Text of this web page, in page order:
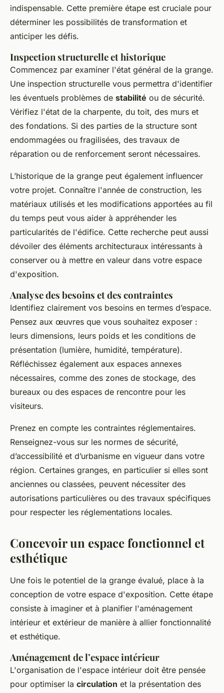
indispensable. Cette première étape est cruciale pour
déterminer les possibilités de transformation et
anticiper les défis.
Inspection structurelle et historique
Commencez par examiner l'état général de la grange.
Une inspection structurelle vous permettra d'identifier
les éventuels problèmes de stabilité ou de sécurité.
Vérifiez l'état de la charpente, du toit, des murs et
des fondations. Si des parties de la structure sont
endommagées ou fragilisées, des travaux de
réparation ou de renforcement seront nécessaires.
L’historique de la grange peut également influencer
votre projet. Connaître l'année de construction, les
matériaux utilisés et les modifications apportées au fil
du temps peut vous aider à appréhender les
particularités de l'édifice. Cette recherche peut aussi
dévoiler des éléments architecturaux intéressants à
conserver ou à mettre en valeur dans votre espace
d'exposition.
Analyse des besoins et des contraintes
Identifiez clairement vos besoins en termes d’espace.
Pensez aux œuvres que vous souhaitez exposer :
leurs dimensions, leurs poids et les conditions de
présentation (lumière, humidité, température).
Réfléchissez également aux espaces annexes
nécessaires, comme des zones de stockage, des
bureaux ou des espaces de rencontre pour les
visiteurs.
Prenez en compte les contraintes réglementaires.
Renseignez-vous sur les normes de sécurité,
d’accessibilité et d’urbanisme en vigueur dans votre
région. Certaines granges, en particulier si elles sont
anciennes ou classées, peuvent nécessiter des
autorisations particulières ou des travaux spécifiques
pour respecter les réglementations locales.
Concevoir un espace fonctionnel et
esthétique
Une fois le potentiel de la grange évalué, place à la
conception de votre espace d'exposition. Cette étape
consiste à imaginer et à planifier l'aménagement
intérieur et extérieur de manière à allier fonctionnalité
et esthétique.
Aménagement de l’espace intérieur
L'organisation de l'espace intérieur doit être pensée
pour optimiser la circulation et la présentation des